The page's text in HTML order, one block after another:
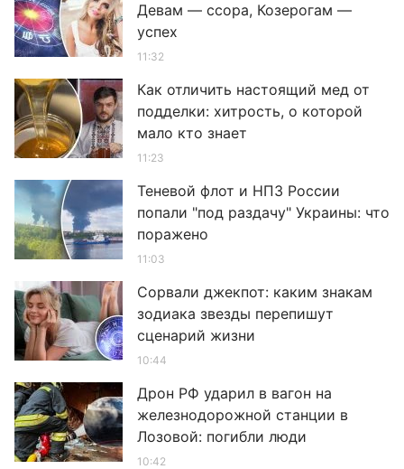
Девам — ссора, Козерогам —
успех
11:32
Как отличить настоящий мед от
подделки: хитрость, о которой
мало кто знает
11:23
Теневой флот и НПЗ России
попали "под раздачу" Украины: что
поражено
11:03
Сорвали джекпот: каким знакам
зодиака звезды перепишут
сценарий жизни
10:44
Дрон РФ ударил в вагон на
железнодорожной станции в
Лозовой: погибли люди
10:42